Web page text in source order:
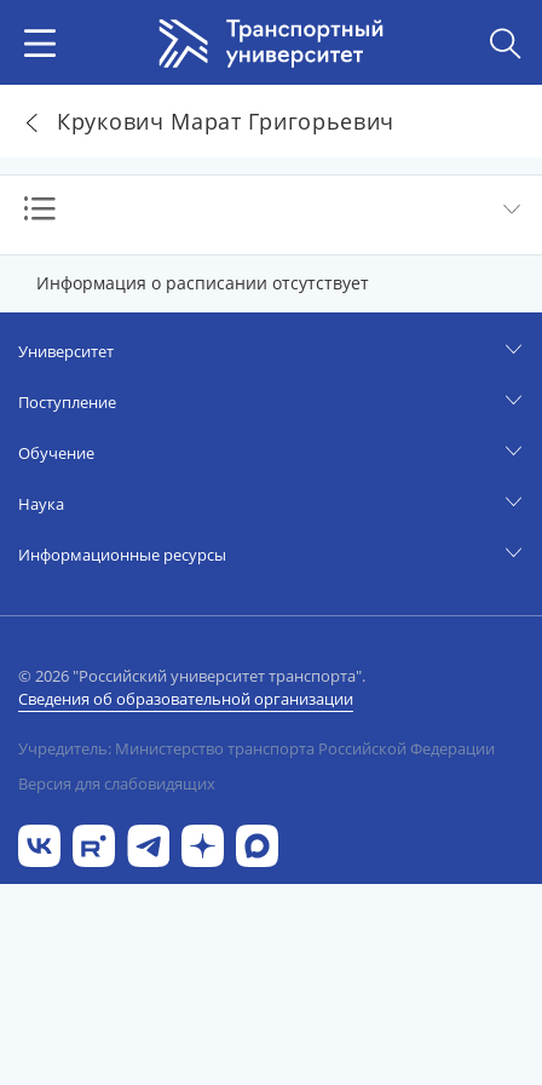
Крукович Марат Григорьевич
Информация о расписании отсутствует
Университет
Поступление
Обучение
Наука
Информационные ресурсы
© 2026 "Российский университет транспорта".
Сведения об образовательной организации
Учредитель: Министерство транспорта Российской Федерации
Версия для слабовидящих